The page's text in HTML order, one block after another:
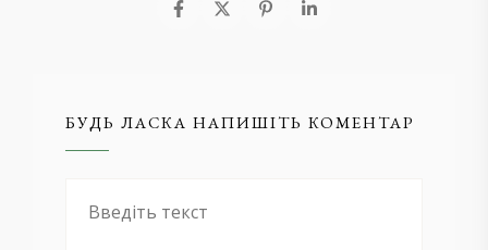
БУДЬ ЛАСКА НАПИШІТЬ КОМЕНТАР